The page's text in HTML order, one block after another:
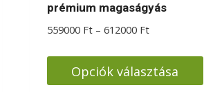
prémium magaságyás
559000 Ft – 612000 FtÁrtartomány:
-
612000 Ft
Opciók választása